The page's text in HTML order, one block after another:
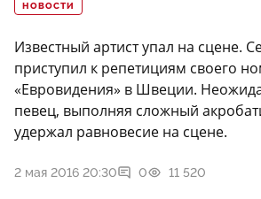
НОВОСТИ
Известный артист упал на сцене.
приступил к репетициям своего
«Евровидения» в Швеции.
певец, выполняя сложный
удержал равновесие на сцене.
2 мая 2016 20:30 0 11 520